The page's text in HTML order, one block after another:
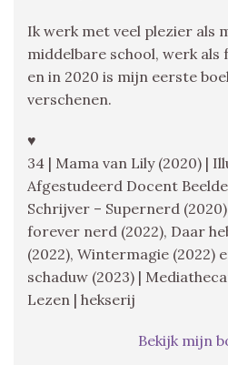
Ik werk met veel plezier als
middelbare school, werk
en in 2020 is mijn eerste
verschenen.
♥
34 | Mama van Lily (2020) |
Afgestudeerd Docent
Schrijver – Supernerd
forever nerd (2022), Daar
(2022), Wintermagie (2022)
schaduw (2023) |
Lezen | hekserij
Bekijk mijn